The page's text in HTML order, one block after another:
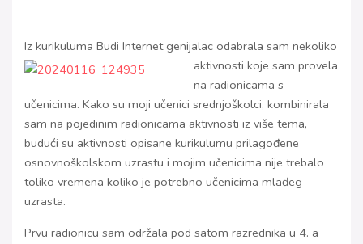
Iz kurikuluma Budi Internet genijalac odabrala sam nekoliko
aktivnosti koje sam provela
na radionicama s
učenicima. Kako su moji učenici srednjoškolci, kombinirala
sam na pojedinim radionicama aktivnosti iz više tema,
budući su aktivnosti opisane kurikulumu prilagođene
osnovnoškolskom uzrastu i mojim učenicima nije trebalo
toliko vremena koliko je potrebno učenicima mlađeg
uzrasta.
Prvu radionicu sam održala pod satom razrednika u 4. a